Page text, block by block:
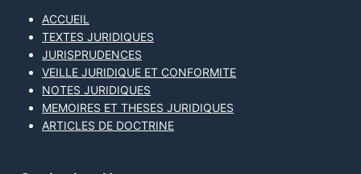
ACCUEIL
TEXTES JURIDIQUES
JURISPRUDENCES
VEILLE JURIDIQUE ET CONFORMITE
NOTES JURIDIQUES
MEMOIRES ET THESES JURIDIQUES
ARTICLES DE DOCTRINE